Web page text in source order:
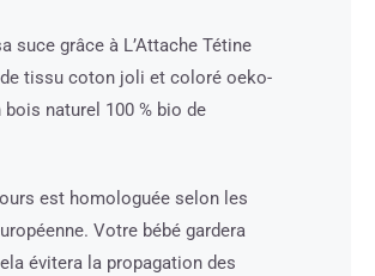
suce grâce à L’Attache Tétine
tissu coton joli et coloré oeko-
bois naturel 100 % bio de
est homologuée selon les
Votre bébé gardera
évitera la propagation des